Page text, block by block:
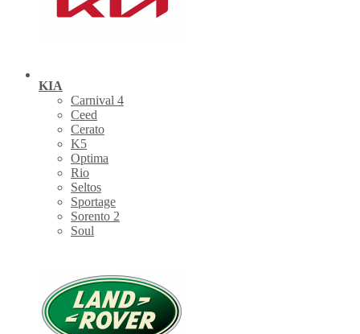
KIA
Carnival 4
Ceed
Cerato
K5
Optima
Rio
Seltos
Sportage
Sorento 2
Soul